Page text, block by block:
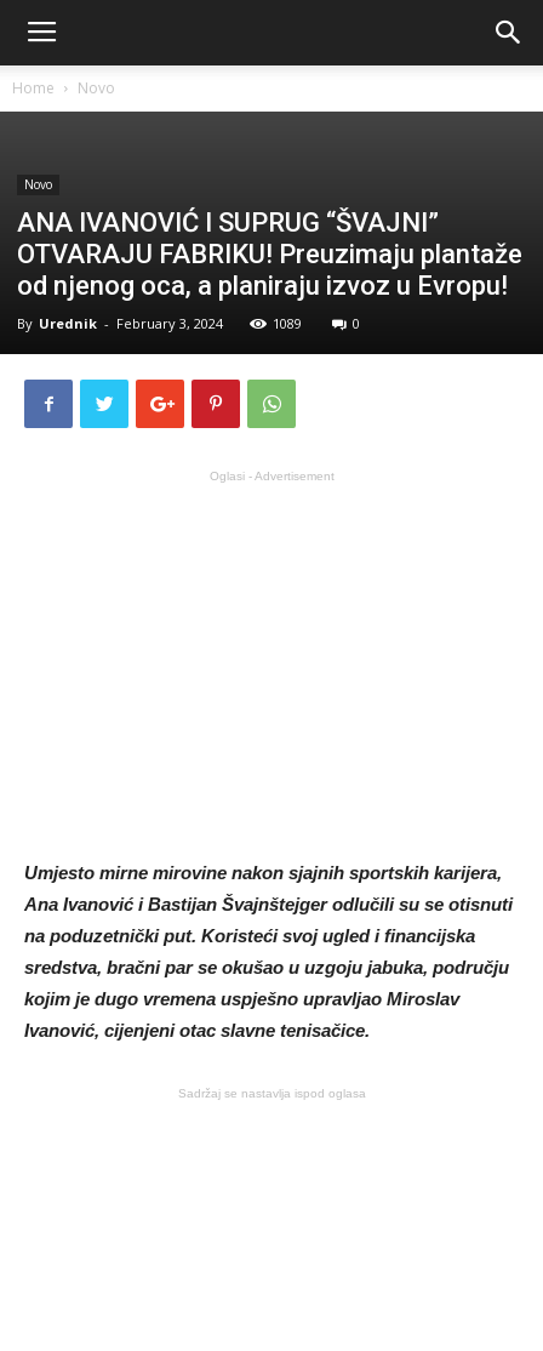
Home Novo
Novo
ANA IVANOVIĆ I SUPRUG “ŠVAJNI”
OTVARAJU FABRIKU! Preuzimaju plantaže
od njenog oca, a planiraju izvoz u Evropu!
By Urednik - February 3, 2024 1089 0
Oglasi - Advertisement
Umjesto mirne mirovine nakon sjajnih sportskih karijera,
Ana Ivanović i Bastijan Švajnštejger odlučili su se otisnuti
na poduzetnički put. Koristeći svoj ugled i financijska
sredstva, bračni par se okušao u uzgoju jabuka, području
kojim je dugo vremena uspješno upravljao Miroslav
Ivanović, cijenjeni otac slavne tenisačice.
Sadržaj se nastavlja ispod oglasa